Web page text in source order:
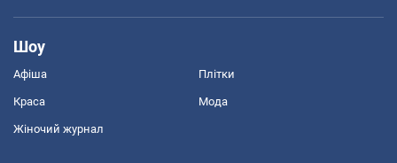
Шоу
Афіша Плітки
Краса Мода
Жіночий журнал